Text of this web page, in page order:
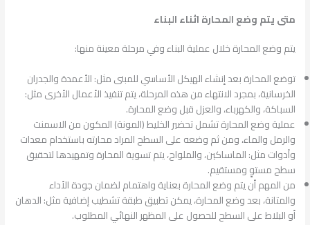
متى يتم وضع المحارة اثناء البناء
يتم وضع المحارة خلال عملية البناء وفي مرحلة معينة منها:
توضع المحارة بعد إنشاء الهيكل الأساسي للمبنى مثل: الأعمدة والجدران
الخرسانية، بمجرد الانتهاء من هذه المرحلة، يتم تنفيذ الأعمال الأخرى مثل:
السباكة، والكهرباء، والعزل قبل وضع المحارة.
عملية وضع المحارة تشمل تحضير الخليط (المونة) المكون من الاسمنت
والرمل والماء، ومن ثم وضعه على السطح المراد محارته باستخدام معدات
وأدوات مثل: الماساكين، والملواح، يتم تسوية المحارة وتمهيدها لتحقيق
سطح مستوٍ ومستقيم.
من المهم أن يتم وضع المحارة بعناية واهتمام لضمان جودة الأداء
والمتانة، بعد وضع المحارة، يمكن تطبيق طبقة تشطيب إضافية مثل: الدهان
أو البلاط على السطح للحصول على المظهر النهائي المطلوب.